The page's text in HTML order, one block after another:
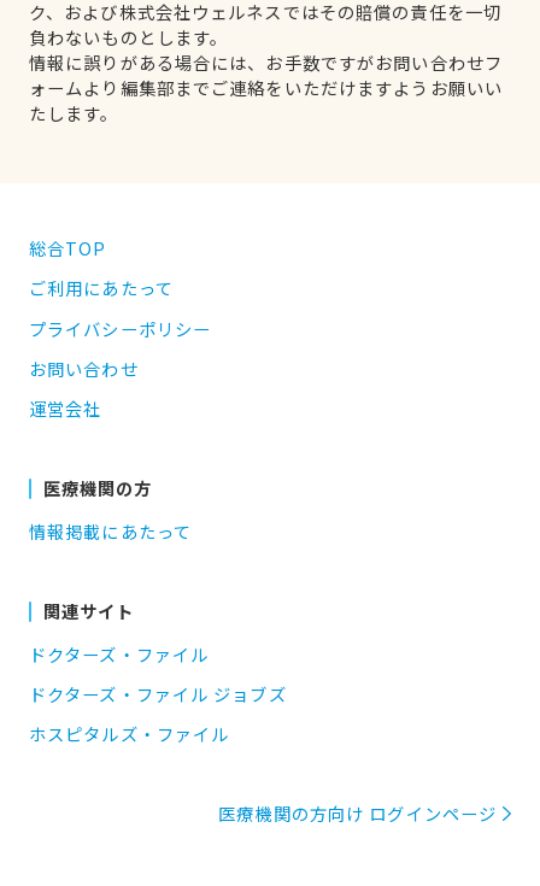
ク、および株式会社ウェルネスではその賠償の責任を一切
負わないものとします。
情報に誤りがある場合には、お手数ですがお問い合わせフ
ォームより編集部までご連絡をいただけますようお願いい
たします。
総合TOP
ご利用にあたって
プライバシーポリシー
お問い合わせ
運営会社
医療機関の方
情報掲載にあたって
関連サイト
ドクターズ・ファイル
ドクターズ・ファイル ジョブズ
ホスピタルズ・ファイル
医療機関の方向け ログインページ